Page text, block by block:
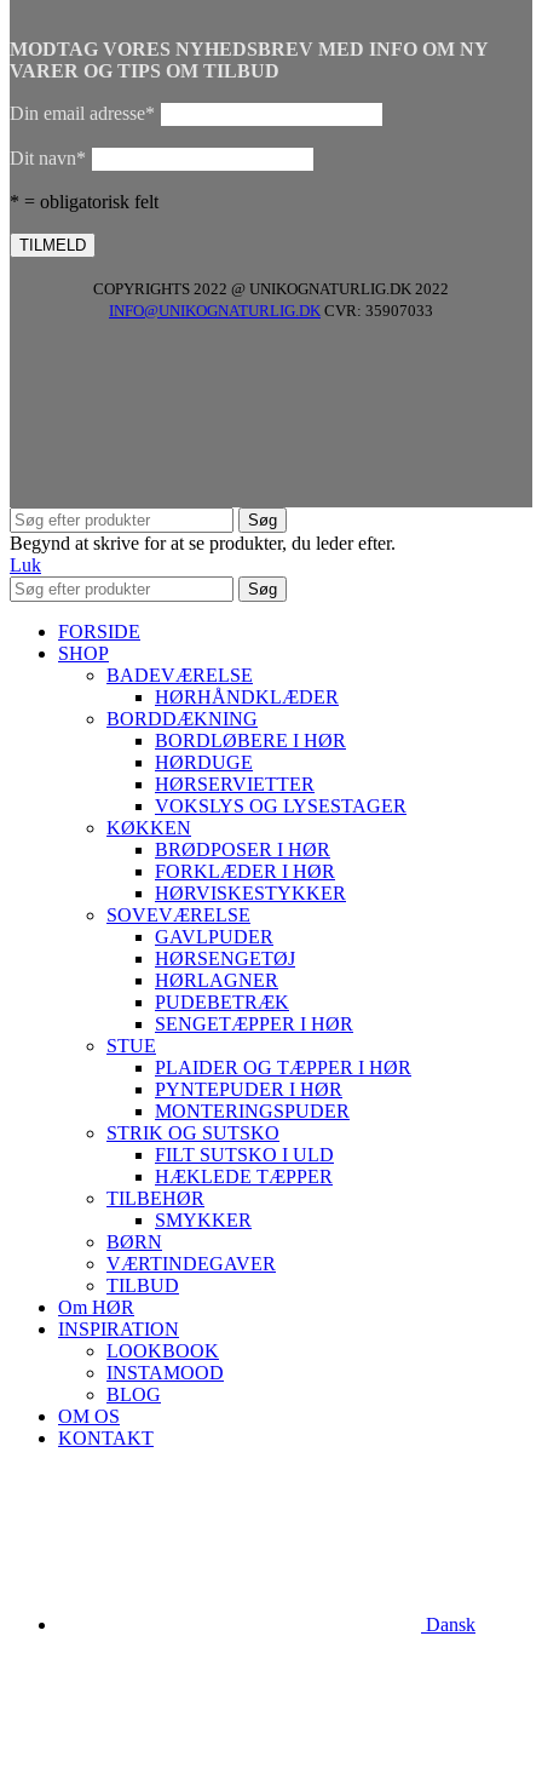
MODTAG VORES NYHEDSBREV MED INFO OM NY
VARER OG TIPS OM TILBUD
Din email adresse*
Dit navn*
* = obligatorisk felt
COPYRIGHTS 2022 @ UNIKOGNATURLIG.DK 2022
INFO@UNIKOGNATURLIG.DK CVR: 35907033
Søg
Begynd at skrive for at se produkter, du leder efter.
Luk
Søg
FORSIDE
SHOP
BADEVÆRELSE
HØRHÅNDKLÆDER
BORDDÆKNING
BORDLØBERE I HØR
HØRDUGE
HØRSERVIETTER
VOKSLYS OG LYSESTAGER
KØKKEN
BRØDPOSER I HØR
FORKLÆDER I HØR
HØRVISKESTYKKER
SOVEVÆRELSE
GAVLPUDER
HØRSENGETØJ
HØRLAGNER
PUDEBETRÆK
SENGETÆPPER I HØR
STUE
PLAIDER OG TÆPPER I HØR
PYNTEPUDER I HØR
MONTERINGSPUDER
STRIK OG SUTSKO
FILT SUTSKO I ULD
HÆKLEDE TÆPPER
TILBEHØR
SMYKKER
BØRN
VÆRTINDEGAVER
TILBUD
Om HØR
INSPIRATION
LOOKBOOK
INSTAMOOD
BLOG
OM OS
KONTAKT
Dansk